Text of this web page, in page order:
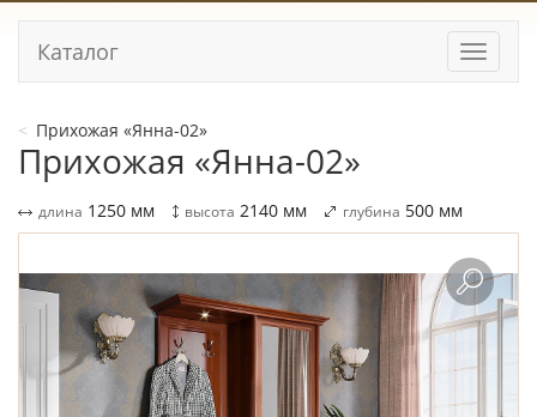
Каталог
Прихожая «Янна-02»
Прихожая «Янна-02»
длина 1250 мм высота 2140 мм глубина 500 мм